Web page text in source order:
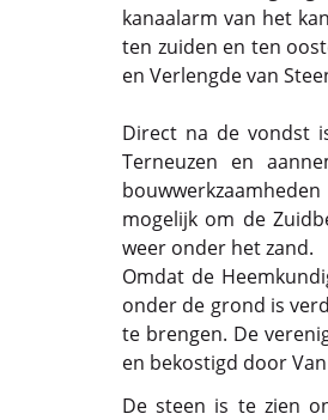
kanaalarm van het
ten zuiden en ten
en Verlengde van
Direct na de vondst
Terneuzen en
mogelijk om de
weer onder het zand.
Omdat de
onder de grond is
te brengen. De
en bekostigd door
De steen is te zien